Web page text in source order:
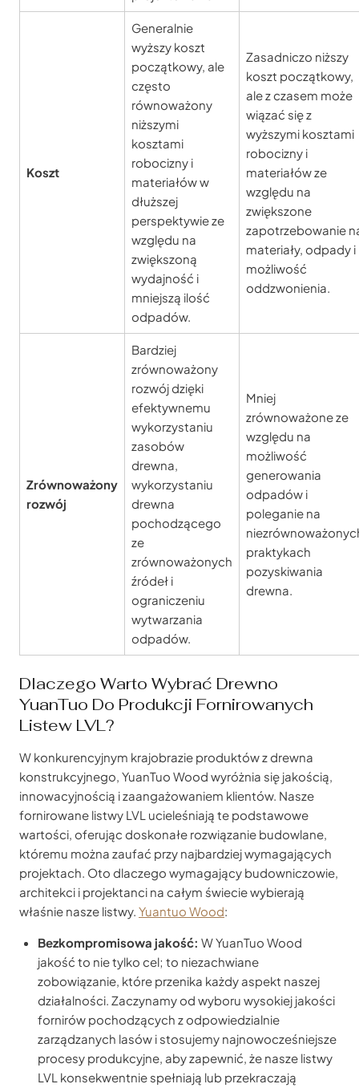
Koszt
Generalnie
wyższy koszt
początkowy, ale
często
równoważony
niższymi
kosztami
robocizny i
materiałów w
dłuższej
perspektywie ze
względu na
zwiększoną
wydajność i
mniejszą ilość
odpadów.
Zasadniczo niższy
koszt początkowy,
ale z czasem może
wiązać się z
wyższymi kosztami
robocizny i
materiałów ze
względu na
zwiększone
zapotrzebowanie
materiały, odpady i
możliwość
oddzwonienia.
Zrównoważony
rozwój
Bardziej
zrównoważony
rozwój dzięki
efektywnemu
wykorzystaniu
zasobów
drewna,
wykorzystaniu
drewna
pochodzącego
ze
zrównoważonych
źródeł i
ograniczeniu
wytwarzania
odpadów.
Mniej
zrównoważone ze
względu na
możliwość
generowania
odpadów i
poleganie na
praktykach
pozyskiwania
drewna.
Dlaczego Warto Wybrać Drewno
YuanTuo Do Produkcji Fornirowanych
Listew LVL?
W konkurencyjnym krajobrazie produktów z drewna
konstrukcyjnego, YuanTuo Wood wyróżnia się jakością,
innowacyjnością i zaangażowaniem klientów. Nasze
fornirowane listwy LVL ucieleśniają te podstawowe
wartości, oferując doskonałe rozwiązanie budowlane,
któremu można zaufać przy najbardziej wymagających
projektach. Oto dlaczego wymagający budowniczowie,
architekci i projektanci na całym świecie wybierają
właśnie nasze listwy. Yuantuo Wood:
Bezkompromisowa jakość: W YuanTuo Wood
jakość to nie tylko cel; to niezachwiane
zobowiązanie, które przenika każdy aspekt naszej
działalności. Zaczynamy od wyboru wysokiej jakości
fornirów pochodzących z odpowiedzialnie
zarządzanych lasów i stosujemy najnowocześniejsze
procesy produkcyjne, aby zapewnić, że nasze listwy
LVL konsekwentnie spełniają lub przekraczają